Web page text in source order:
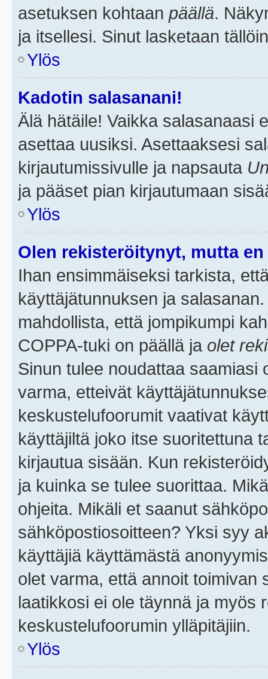
asetuksen kohtaan päällä.
ja itsellesi. Sinut lasketaan
Ylös
Kadotin salasanani!
Älä hätäile! Vaikka salasanaasi
asettaa uusiksi. Asettaaksesi
kirjautumissivulle ja napsauta
ja pääset pian kirjautumaan
Ylös
Olen rekisteröitynyt, mutta
Ihan ensimmäiseksi tarkista,
käyttäjätunnuksen ja
mahdollista, että jompikumpi
COPPA-tuki on päällä ja olet
Sinun tulee noudattaa saamiasi
varma, etteivät
keskustelufoorumit vaativat
käyttäjiltä joko itse suoritettuna
kirjautua sisään. Kun
ja kuinka se tulee suorittaa.
ohjeita. Mikäli et saanut
sähköpostiosoitteen? Yksi syy
käyttäjiä käyttämästä
olet varma, että annoit toimivan
laatikkosi ei ole täynnä ja myös
keskustelufoorumin ylläpitäjiin.
Ylös